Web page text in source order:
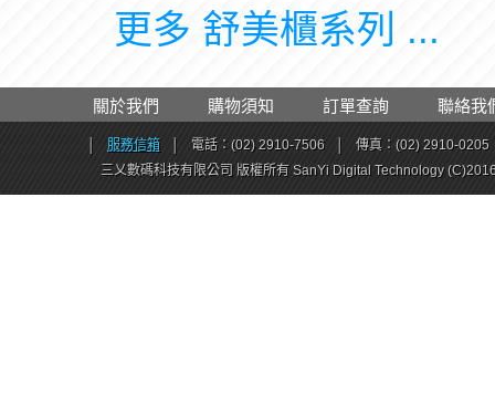
更多 舒美櫃系列 ...
關於我們 購物須知 訂單查詢 聯絡我
服務信箱 電話：(02) 2910-7506
傳真：(02) 2910-0205
三乂數碼科技有限公司 版權所有 SanYi Digital Technology